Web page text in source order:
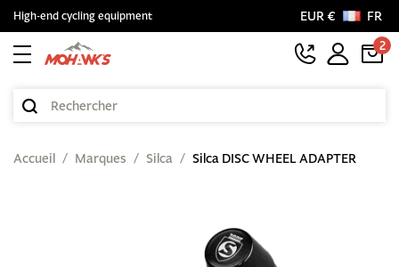
High-end cycling equipment EUR €
FR
2
Accueil Marques Silca Silca DISC WHEEL ADAPTER